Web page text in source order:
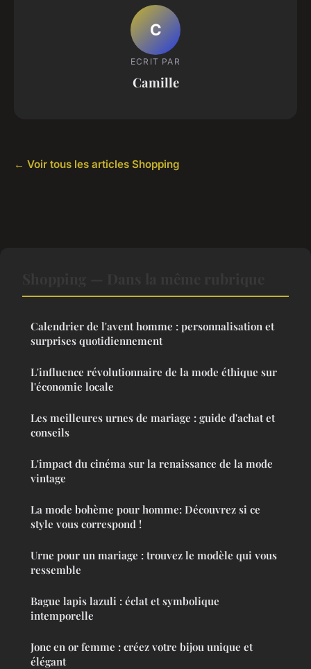
C
ECRIT PAR
Camille
← Voir tous les articles Shopping
Calendrier de l'avent homme : personnalisation et
surprises quotidiennement
L'influence révolutionnaire de la mode éthique sur
l'économie locale
Les meilleures urnes de mariage : guide d'achat et
conseils
L'impact du cinéma sur la renaissance de la mode
vintage
La mode bohème pour homme: Découvrez si ce
style vous correspond !
Urne pour un mariage : trouvez le modèle qui vous
ressemble
Bague lapis lazuli : éclat et symbolique
intemporelle
Jonc en or femme : créez votre bijou unique et
élégant